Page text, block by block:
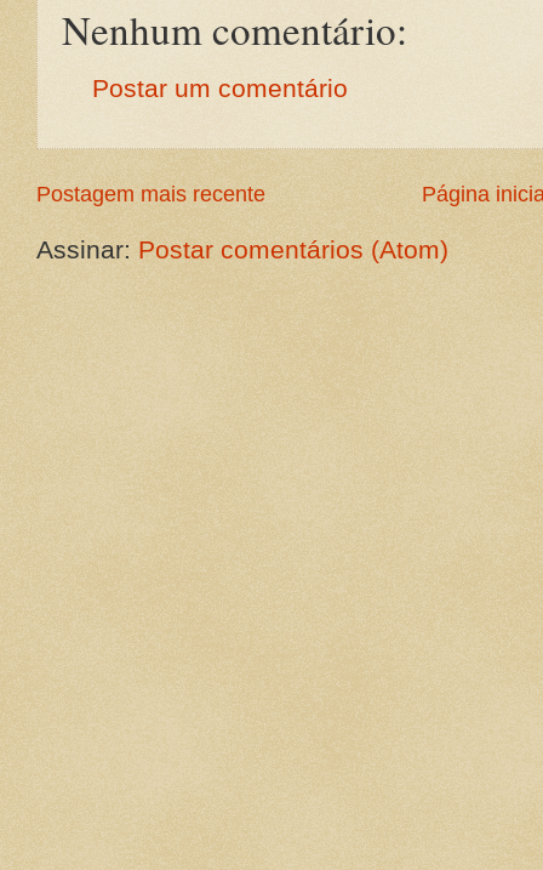
Nenhum comentário:
Postar um comentário
Postagem mais recente Página
Assinar: Postar comentários (Atom)